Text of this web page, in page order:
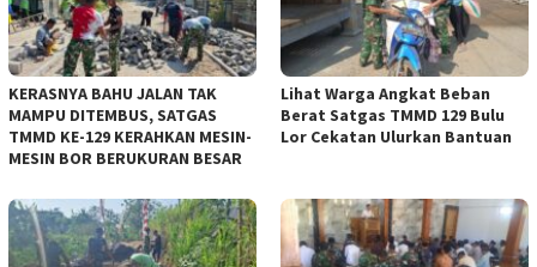
KERASNYA BAHU JALAN TAK
MAMPU DITEMBUS, SATGAS
TMMD KE-129 KERAHKAN MESIN-
MESIN BOR BERUKURAN BESAR
Lihat Warga Angkat Beban
Berat Satgas TMMD 129 Bulu
Lor Cekatan Ulurkan Bantuan